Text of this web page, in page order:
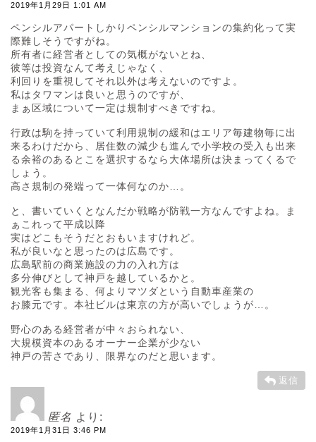
2019年1月29日 1:01 AM
ペンシルアパートしかりペンシルマンションの集約化って実
際難しそうですがね。
所有者に経営者としての気概がないとね、
彼等は投資なんて考えじゃなく、
利回りを重視してそれ以外は考えないのですよ。
私はタワマンは良いと思うのですが、
まぁ区域について一定は規制すべきですね。
行政は駒を持っていて利用規制の緩和はエリア毎建物毎に出
来るわけだから、居住数の減少も進んで小学校の受入も出来
る余裕のあるとこを選択するなら大体場所は決まってくるで
しょう。
高さ規制の発端って一体何なのか…。
と、書いていくとなんだか戦略が防戦一方なんですよね。ま
ぁこれって平成以降
実はどこもそうだとおもいますけれど。
私が良いなと思ったのは広島です。
広島駅前の商業施設の力の入れ方は
多分伸びとして神戸を越しているかと。
観光客も集まる、何よりマツダという自動車産業の
お膝元です。本社ビルは東京の方が高いでしょうが…。
野心のある経営者が中々おられない、
大規模資本のあるオーナー企業が少ない
神戸の苦さであり、限界なのだと思います。
返信
匿名 より:
2019年1月31日 3:46 PM